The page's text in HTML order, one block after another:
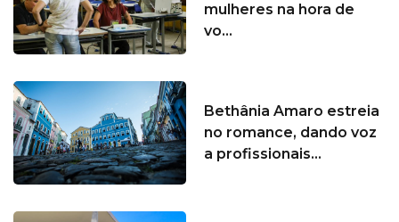
mulheres na hora de
vo...
Bethânia Amaro estreia
no romance, dando voz
a profissionais...